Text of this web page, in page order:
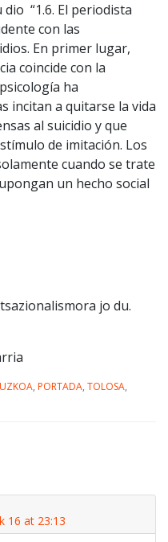
dio “1.6. El periodista
con las
En primer lugar,
coincide con la
ha
incitan a quitarse la vida
al suicidio y que
de imitación. Los
cuando se trate
un hecho social
jo du.
, PORTADA, TOLOSA,
16 at 23:13